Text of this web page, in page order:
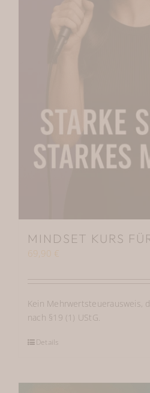
MINDSET KURS
69,90 €
Kein Mehrwertsteuerausweis,
nach §19 (1) UStG.
Details